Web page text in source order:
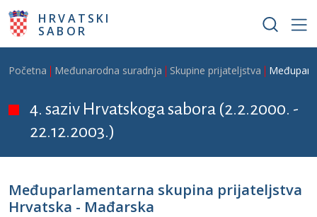
Skoči na glavni sadržaj
HRVATSKI
SABOR
Breadcrumb
Početna Međunarodna suradnja Skupine prijateljstva
4. saziv Hrvatskoga sabora (2.2.2000. -
22.12.2003.)
Međuparlamentarna skupina prijateljstva
Hrvatska - Mađarska